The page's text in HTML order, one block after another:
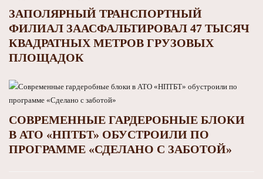
ЗАПОЛЯРНЫЙ ТРАНСПОРТНЫЙ
ФИЛИАЛ ЗААСФАЛЬТИРОВАЛ 47 ТЫСЯЧ
КВАДРАТНЫХ МЕТРОВ ГРУЗОВЫХ
ПЛОЩАДОК
СОВРЕМЕННЫЕ ГАРДЕРОБНЫЕ БЛОКИ
В АТО «НПТБТ» ОБУСТРОИЛИ ПО
ПРОГРАММЕ «СДЕЛАНО С ЗАБОТОЙ»